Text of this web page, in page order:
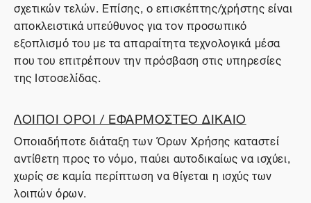
σχετικών τελών. Επίσης, ο επισκέπτης/χρήστης είναι
αποκλειστικά υπεύθυνος για τον προσωπικό
εξοπλισμό του με τα απαραίτητα τεχνολογικά μέσα
που του επιτρέπουν την πρόσβαση στις υπηρεσίες
της Ιστοσελίδας.
ΛΟΙΠΟΙ ΟΡΟΙ / ΕΦΑΡΜΟΣΤΕΟ ΔΙΚΑΙΟ
Οποιαδήποτε διάταξη των Όρων Χρήσης καταστεί
αντίθετη προς το νόμο, παύει αυτοδικαίως να ισχύει,
χωρίς σε καμία περίπτωση να θίγεται η ισχύς των
λοιπών όρων.